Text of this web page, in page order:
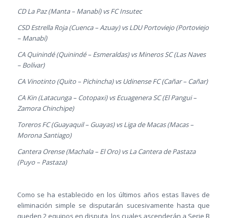
CD La Paz (Manta – Manabí) vs FC Insutec
CSD Estrella Roja (Cuenca – Azuay) vs LDU Portoviejo (Portoviejo
– Manabí)
CA Quinindé (Quinindé – Esmeraldas) vs Mineros SC (Las Naves
– Bolívar)
CA Vinotinto (Quito – Pichincha) vs Udinense FC (Cañar – Cañar)
CA Kin (Latacunga – Cotopaxi) vs Ecuagenera SC (El Pangui –
Zamora Chinchipe)
Toreros FC (Guayaquil – Guayas) vs Liga de Macas (Macas –
Morona Santiago)
Cantera Orense (Machala – El Oro) vs La Cantera de Pastaza
(Puyo – Pastaza)
Como se ha establecido en los últimos años estas llaves de
eliminación simple se disputarán sucesivamente hasta que
queden 2 equipos en disputa, los cuales ascenderán a Serie B